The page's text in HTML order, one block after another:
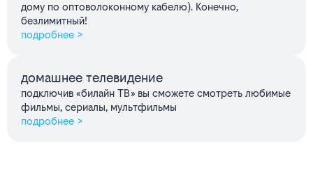
дому по оптоволоконному кабелю). Конечно,
безлимитный!
подробнее >
домашнее телевидение
подключив «билайн ТВ» вы сможете смотреть любимые
фильмы, сериалы, мультфильмы
подробнее >